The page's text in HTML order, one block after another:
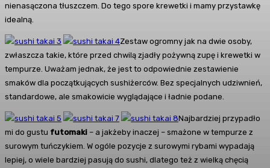
nienasączona tłuszczem. Do tego spore krewetki i mamy przystawkę
idealną.
Zestaw ogromny jak na dwie osoby,
zwłaszcza takie, które przed chwilą zjadły pożywną zupę i krewetki w
tempurze. Uważam jednak, że jest to odpowiednie zestawienie
smaków dla początkujących sushiżerców. Bez specjalnych udziwnień,
standardowe, ale smakowicie wyglądające i ładnie podane.
Najbardziej przypadło
mi do gustu futomaki – a jakżeby inaczej – smażone w tempurze z
surowym tuńczykiem. W ogóle pozycje z surowymi rybami wypadają
lepiej, o wiele bardziej pasują do sushi, dlatego też z wielką chęcią